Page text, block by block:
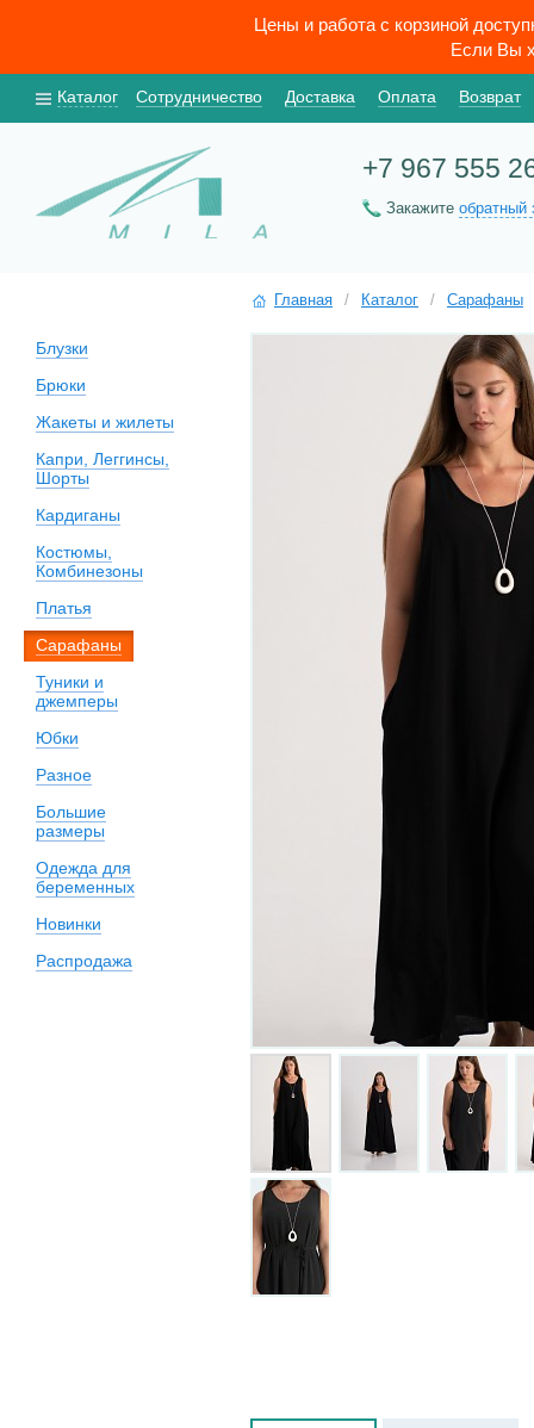
Цены и работа с корзиной
Если Вы
Каталог Сотрудничество Доставка Оплата Возврат
+7 967 555
Закажите обратный
Блузки
Брюки
Жакеты и жилеты
Капри, Леггинсы,
Шорты
Кардиганы
Костюмы,
Комбинезоны
Платья
Сарафаны
Туники и
джемперы
Юбки
Разное
Большие
размеры
Одежда для
беременных
Новинки
Распродажа
Главная / Каталог / Сарафаны